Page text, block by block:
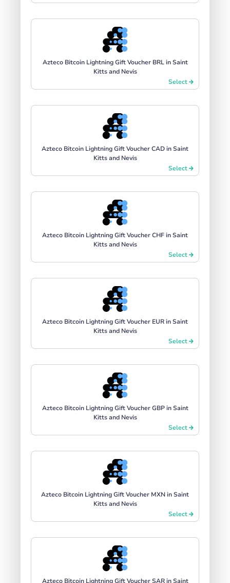
Azteco Bitcoin Lightning Gift Voucher BRL in Saint
Kitts and Nevis
Select
Azteco Bitcoin Lightning Gift Voucher CAD in Saint
Kitts and Nevis
Select
Azteco Bitcoin Lightning Gift Voucher CHF in Saint
Kitts and Nevis
Select
Azteco Bitcoin Lightning Gift Voucher EUR in Saint
Kitts and Nevis
Select
Azteco Bitcoin Lightning Gift Voucher GBP in Saint
Kitts and Nevis
Select
Azteco Bitcoin Lightning Gift Voucher MXN in Saint
Kitts and Nevis
Select
Azteco Bitcoin Lightning Gift Voucher SAR in Saint